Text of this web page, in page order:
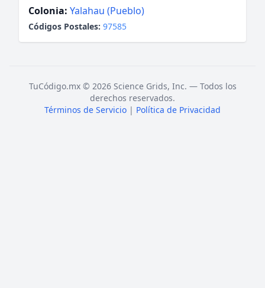
Colonia: Yalahau (Pueblo)
Códigos Postales: 97585
TuCódigo.mx © 2026 Science Grids, Inc. — Todos los
derechos reservados.
Términos de Servicio | Política de Privacidad